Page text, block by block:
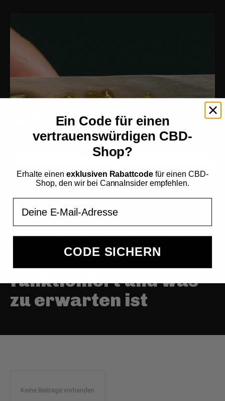
Twaxing erklärt: Was
es ist, wie es
funktioniert und was
zu erwarten ist
Keine Beiträge vorhanden
Ein Code für einen
vertrauenswürdigen CBD-
Shop?
Erhalte einen exklusiven Rabattcode für einen CBD-
Shop, den wir bei CannaInsider empfehlen.
CODE SICHERN